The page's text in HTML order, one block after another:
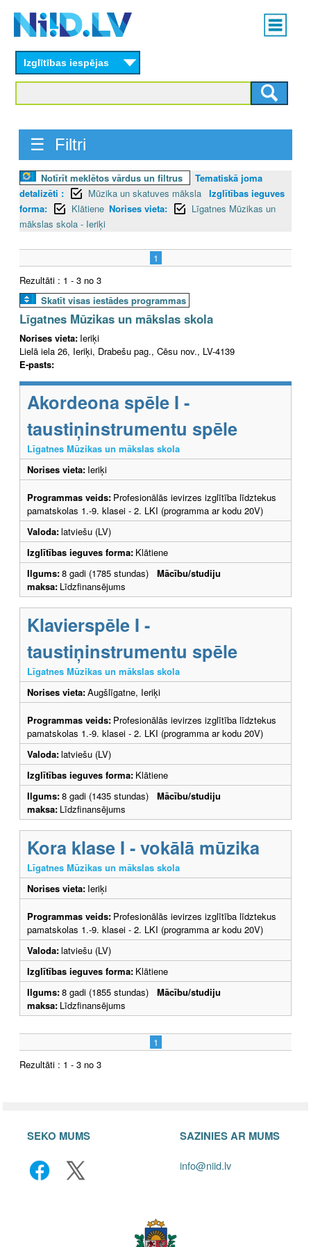
content
Main
menu
Izglītības iespējas
☰ Filtri
Notīrīt meklētos vārdus un filtrus
Tematiskā joma
detalizēti :
Mūzika un skatuves māksla Izglītības ieguves
forma:
Klātiene Norises vieta:
Līgatnes Mūzikas un
mākslas skola - Ieriķi
1
Rezultāti : 1 - 3 no 3
Skatīt visas iestādes programmas
Līgatnes Mūzikas un mākslas skola
Norises vieta: Ieriķi
Lielā iela 26, Ieriķi, Drabešu pag., Cēsu nov., LV-4139
E-pasts:
Akordeona spēle I -
taustiņinstrumentu spēle
Līgatnes Mūzikas un mākslas skola
Norises vieta: Ieriķi
Programmas veids: Profesionālās ievirzes izglītība līdztekus
pamatskolas 1.-9. klasei - 2. LKI (programma ar kodu 20V)
Valoda:latviešu (LV)
Izglītības ieguves forma: Klātiene
Ilgums:8 gadi (1785 stundas) Mācību/studiju
maksa: Līdzfinansējums
Klavierspēle I -
taustiņinstrumentu spēle
Līgatnes Mūzikas un mākslas skola
Norises vieta:Augšlīgatne, Ieriķi
Programmas veids: Profesionālās ievirzes izglītība līdztekus
pamatskolas 1.-9. klasei - 2. LKI (programma ar kodu 20V)
Valoda:latviešu (LV)
Izglītības ieguves forma: Klātiene
Ilgums:8 gadi (1435 stundas) Mācību/studiju
maksa: Līdzfinansējums
Kora klase I - vokālā mūzika
Līgatnes Mūzikas un mākslas skola
Norises vieta: Ieriķi
Programmas veids: Profesionālās ievirzes izglītība līdztekus
pamatskolas 1.-9. klasei - 2. LKI (programma ar kodu 20V)
Valoda:latviešu (LV)
Izglītības ieguves forma: Klātiene
Ilgums:8 gadi (1855 stundas) Mācību/studiju
maksa: Līdzfinansējums
1
Rezultāti : 1 - 3 no 3
SEKO MUMS SAZINIES AR MUMS
info@niid.lv